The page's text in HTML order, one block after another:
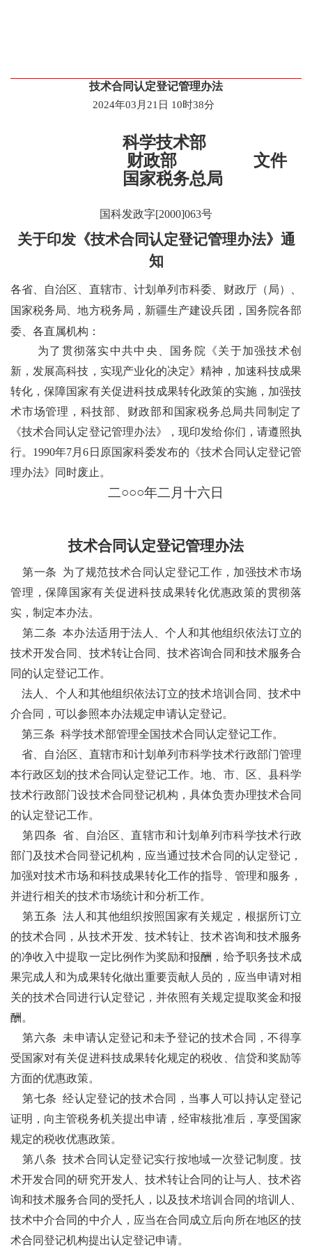
技术合同认定登记管理办法
2024年03月21日 10时38分
科学技术部
财政部
文件
国家税务总局
国科发政字[2000]063号
关于印发《技术合同认定登记管理办法》通
知
各省、自治区、直辖市、计划单列市科委、财政厅（局）、
国家税务局、地方税务局，新疆生产建设兵团，国务院各部
委、各直属机构：
为了贯彻落实中共中央、国务院《关于加强技术创
新，发展高科技，实现产业化的决定》精神，加速科技成果
转化，保障国家有关促进科技成果转化政策的实施，加强技
术市场管理，科技部、财政部和国家税务总局共同制定了
《技术合同认定登记管理办法》，现印发给你们，请遵照执
行。 1990年7月6日原国家科委发布的《技术合同认定登记管
理办法》同时废止。
二○○○年二月十六日
技术合同认定登记管理办法
第一条
为了规范技术合同认定登记工作，加强技术市场
管理，保障国家有关促进科技成果转化优惠政策的贯彻落
实，制定本办法。
第二条 本办法适用于法人、个人和其他组织依法订立的
技术开发合同、技术转让合同、技术咨询合同和技术服务合
同的认定登记工作。
法人、个人和其他组织依法订立的技术培训合同、技术中
介合同，可以参照本办法规定申请认定登记。
第三条 科学技术部管理全国技术合同认定登记工作。
省、自治区、直辖市和计划单列市科学技术行政部门管理
本行政区划的技术合同认定登记工作。地、市、区、县科学
技术行政部门设技术合同登记机构，具体负责办理技术合同
的认定登记工作。
第四条 省、自治区、直辖市和计划单列市科学技术行政
部门及技术合同登记机构，应当通过技术合同的认定登记，
加强对技术市场和科技成果转化工作的指导、管理和服务，
并进行相关的技术市场统计和分析工作。
第五条 法人和其他组织按照国家有关规定，根据所订立
的技术合同，从技术开发、技术转让、技术咨询和技术服务
的净收入中提取一定比例作为奖励和报酬，给予职务技术成
果完成人和为成果转化做出重要贡献人员的，应当申请对相
关的技术合同进行认定登记，并依照有关规定提取奖金和报
酬。
第六条
未申请认定登记和未予登记的技术合同，不得享
受国家对有关促进科技成果转化规定的税收、信贷和奖励等
方面的优惠政策。
第七条 经认定登记的技术合同，当事人可以持认定登记
证明，向主管税务机关提出申请，经审核批准后，享受国家
规定的税收优惠政策。
第八条 技术合同认定登记实行按地域一次登记制度。技
术开发合同的研究开发人、技术转让合同的让与人、技术咨
询和技术服务合同的受托人，以及技术培训合同的培训人、
技术中介合同的中介人，应当在合同成立后向所在地区的技
术合同登记机构提出认定登记申请。